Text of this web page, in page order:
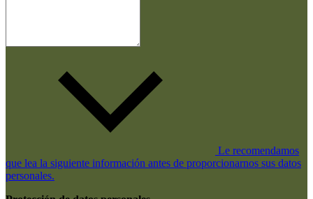
Le recomendamos
que lea la siguiente información antes de proporcionarnos sus datos
personales.